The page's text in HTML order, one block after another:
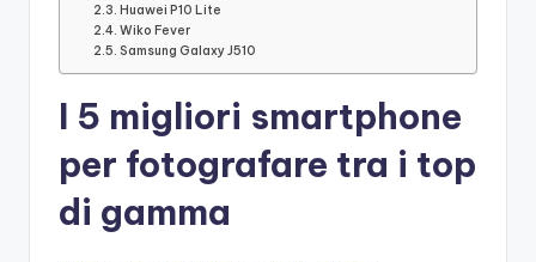
Huawei P10 Lite
Wiko Fever
Samsung Galaxy J510
I 5 migliori smartphone
per fotografare tra i top
di gamma